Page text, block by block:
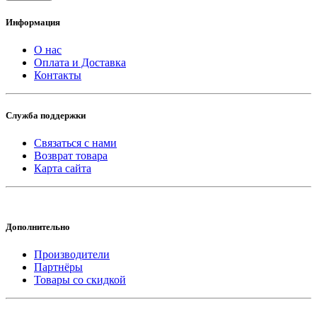
Информация
О нас
Оплата и Доставка
Контакты
Служба поддержки
Связаться с нами
Возврат товара
Карта сайта
Дополнительно
Производители
Партнёры
Товары со скидкой